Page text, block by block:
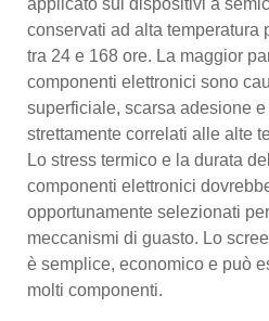
conservati ad alta temperatura
tra 24 e 168 ore. La maggior
componenti elettronici sono
superficiale, scarsa adesione
strettamente correlati alle alte
Lo stress termico e la durata
componenti elettronici
opportunamente selezionati
meccanismi di guasto. Lo
è semplice, economico e può
molti componenti.